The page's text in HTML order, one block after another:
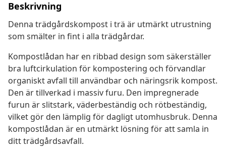
Beskrivning
Denna trädgårdskompost i trä är utmärkt utrustning
som smälter in fint i alla trädgårdar.
Kompostlådan har en ribbad design som säkerställer
bra luftcirkulation för kompostering och förvandlar
organiskt avfall till användbar och näringsrik kompost.
Den är tillverkad i massiv furu. Den impregnerade
furun är slitstark, väderbeständig och rötbeständig,
vilket gör den lämplig för dagligt utomhusbruk. Denna
kompostlådan är en utmärkt lösning för att samla in
ditt trädgårdsavfall.